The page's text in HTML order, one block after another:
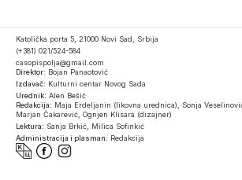
Katolička porta 5, 21000 Novi Sad, Srbija
(+381) 021/524-584
casopispolja@gmail.com
Direktor: Bojan Panaotović
Izdavač: Kulturni centar Novog Sada
Urednik: Alen Bešić
Redakcija: Maja Erdeljanin (likovna urednica), Sonja
Marjan Čakarević, Ognjen Klisara (dizajner)
Lektura: Sanja Brkić, Milica Sofinkić
Administracija i plasman: Redakcija